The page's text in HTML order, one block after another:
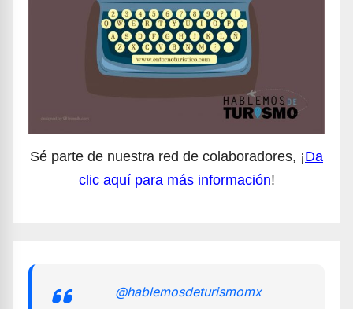
Sé parte de nuestra red de colaboradores, ¡Da
clic aquí para más información!
@hablemosdeturismomx